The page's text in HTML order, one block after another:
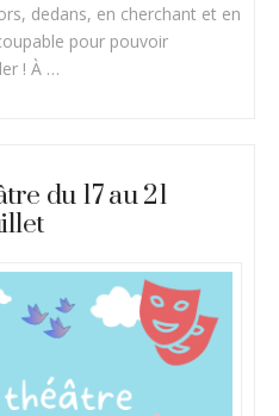
dedans, en cherchant et en
pour pouvoir
! À …
du 17 au 21